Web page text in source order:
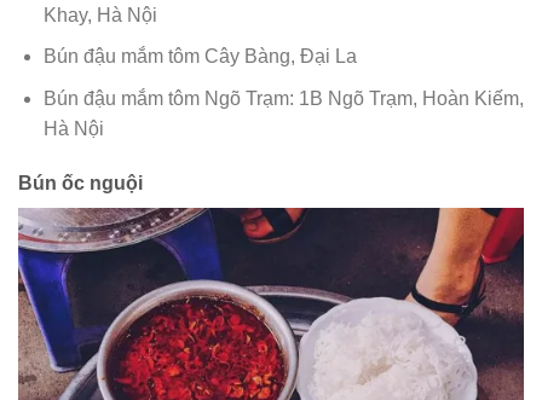
Khay, Hà Nội
Bún đậu mắm tôm Cây Bàng, Đại La
Bún đậu mắm tôm Ngõ Trạm: 1B Ngõ Trạm, Hoàn Kiếm,
Hà Nội
Bún ốc nguội